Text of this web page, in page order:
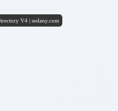
V4 | sedany.com